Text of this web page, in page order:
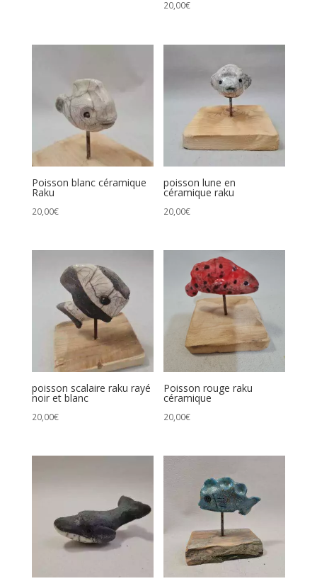
20,00€
Poisson blanc céramique
Raku
20,00€
poisson lune en
céramique raku
20,00€
poisson scalaire raku rayé
noir et blanc
20,00€
Poisson rouge raku
céramique
20,00€